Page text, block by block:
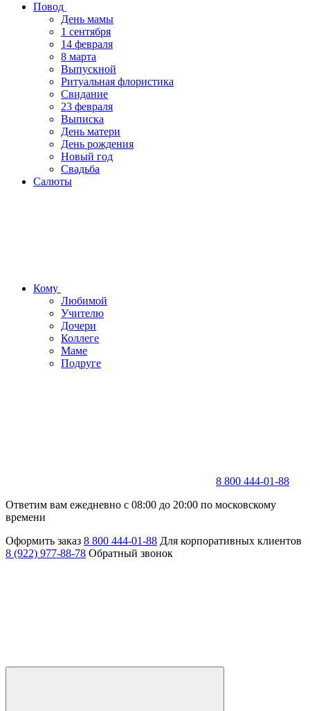
Повод
День мамы
1 сентября
14 февраля
8 марта
Выпускной
Ритуальная флористика
Свидание
23 февраля
Выписка
День матери
День рождения
Новый год
Свадьба
Салюты
Кому
Любимой
Учителю
Дочери
Коллеге
Маме
Подруге
8 800 444-01-88
Ответим вам ежедневно с 08:00 до 20:00 по московскому
времени
Оформить заказ 8 800 444-01-88 Для корпоративных клиентов
8 (922) 977-88-78 Обратный звонок